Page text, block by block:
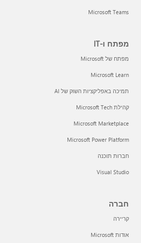
Microsoft Teams
מפתח ו-IT
מפתח של Microsoft
Microsoft Learn
תמיכה באפליקציות השוק של AI
קהילת Microsoft Tech
Microsoft Marketplace
Microsoft Power Platform
חברות תוכנה
Visual Studio
חברה
קריירה
אודות Microsoft